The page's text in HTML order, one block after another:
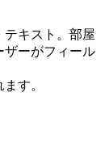
テキスト。部屋
ザーがフィール
す。